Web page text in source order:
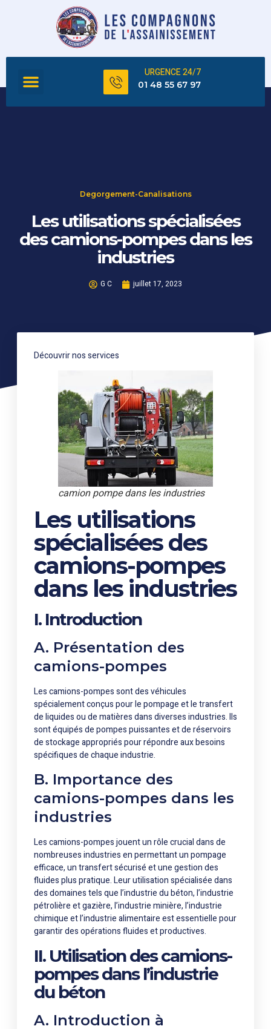
URGENCE 24/7
01 48 55 67 97
Degorgement-Canalisations
Les utilisations spécialisées
des camions-pompes dans les
industries
G C juillet 17, 2023
Découvrir nos services
camion pompe dans les industries
Les utilisations
spécialisées des
camions-pompes
dans les industries
I. Introduction
A. Présentation des
camions-pompes
Les camions-pompes sont des véhicules
spécialement conçus pour le pompage et le transfert
de liquides ou de matières dans diverses industries. Ils
sont équipés de pompes puissantes et de réservoirs
de stockage appropriés pour répondre aux besoins
spécifiques de chaque industrie.
B. Importance des
camions-pompes dans les
industries
Les camions-pompes jouent un rôle crucial dans de
nombreuses industries en permettant un pompage
efficace, un transfert sécurisé et une gestion des
fluides plus pratique. Leur utilisation spécialisée dans
des domaines tels que l’industrie du béton, l’industrie
pétrolière et gazière, l’industrie minière, l’industrie
chimique et l’industrie alimentaire est essentielle pour
garantir des opérations fluides et productives.
II. Utilisation des camions-
pompes dans l’industrie
du béton
A. Introduction à